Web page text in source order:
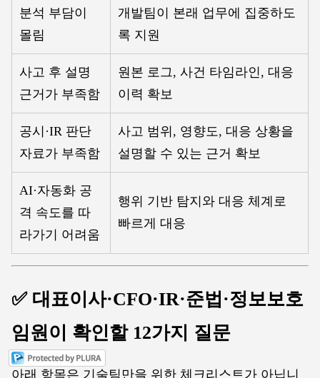
분석 부담이
몰림
개발팀이 본래 업무에 집중하도
록 지원
사고 후 설명
근거가 부족함
원본 로그, 사건 타임라인, 대응
이력 확보
공시·IR 판단
자료가 부족함
사고 범위, 영향도, 대응 상황을
설명할 수 있는 근거 확보
AI·자동화 공
격 속도를 따
라가기 어려움
행위 기반 탐지와 대응 체계로
빠르게 대응
✅ 대표이사·CFO·IR·준법·정보보호
임원이 확인할 12가지 질문
아래 항목은 기술팀만을 위한 체크리스트가 아닙니